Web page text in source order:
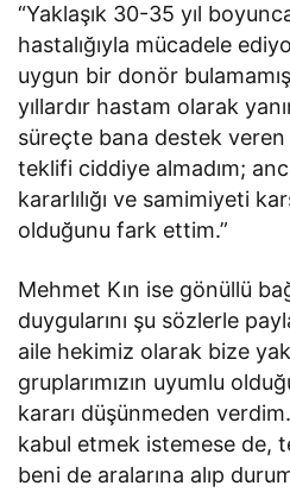
“Yaklaşık 30-35 yıl
hastalığıyla mücadele
uygun bir donör
yıllardır hastam olarak
süreçte bana destek
teklifi ciddiye almadım;
kararlılığı ve samimiyeti
olduğunu fark ettim.”
Mehmet Kın ise gönüllü
duygularını şu sözlerle
aile hekimiz olarak bize
gruplarımızın uyumlu
kararı düşünmeden
kabul etmek istemese de,
beni de aralarına alıp